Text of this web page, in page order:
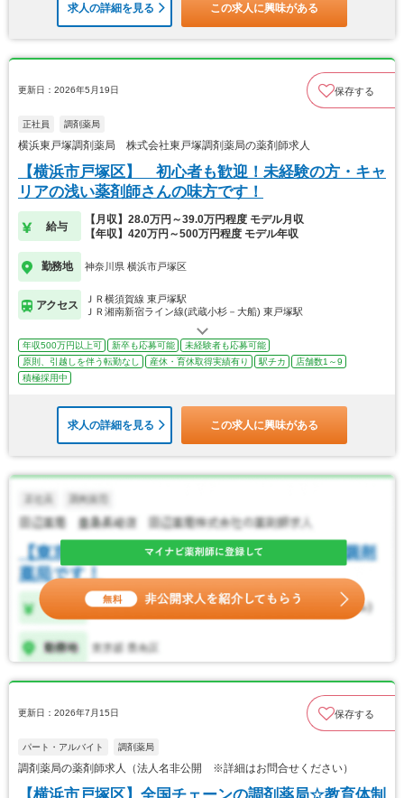
求人の詳細を見る この求人に興味がある
更新日：2026年5月19日 保存する
正社員 調剤薬局
横浜東戸塚調剤薬局 株式会社東戸塚調剤薬局の薬剤師求人
【横浜市戸塚区】 初心者も歓迎！未経験の方・キャ
リアの浅い薬剤師さんの味方です！
給与
【月収】28.0万円～39.0万円程度 モデル月収
【年収】420万円～500万円程度 モデル年収
勤務地 神奈川県 横浜市戸塚区
アクセス
ＪＲ横須賀線 東戸塚駅
ＪＲ湘南新宿ライン線(武蔵小杉－大船) 東戸塚駅
年収500万円以上可 新卒も応募可能
未経験者も応募可能
原則、引越しを伴う転勤なし
産休・育休取得実績有り 駅チカ
店舗数1～9
積極採用中
求人の詳細を見る この求人に興味がある
更新日：2026年7月15日 保存する
パート・アルバイト 調剤薬局
調剤薬局の薬剤師求人（法人名非公開 ※詳細はお問合せください）